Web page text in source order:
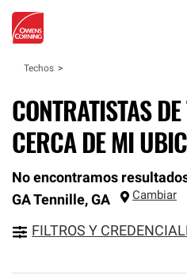
Techos
CONTRATISTAS
CERCA DE MI
No encontramos
GATennille, GA Cambiar
FILTROS Y